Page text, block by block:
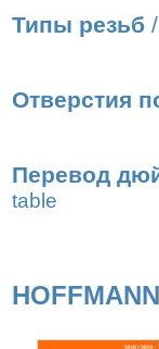
Типы резьб /
Отверстия
Перевод
table